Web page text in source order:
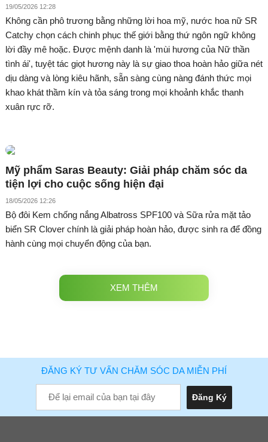
19/05/2026 12:28
Không cần phô trương bằng những lời hoa mỹ, nước hoa nữ SR
Catchy chọn cách chinh phục thế giới bằng thứ ngôn ngữ không
lời đầy mê hoặc. Được mệnh danh là 'mùi hương của Nữ thần
tình ái', tuyệt tác giọt hương này là sự giao thoa hoàn hảo giữa nét
dịu dàng và lòng kiêu hãnh, sẵn sàng cùng nàng đánh thức mọi
khao khát thầm kín và tỏa sáng trong mọi khoảnh khắc thanh
xuân rực rỡ.
Mỹ phẩm Saras Beauty: Giải pháp chăm sóc da
tiện lợi cho cuộc sống hiện đại
18/05/2026 12:26
Bộ đôi Kem chống nắng Albatross SPF100 và Sữa rửa mặt tảo
biển SR Clover chính là giải pháp hoàn hảo, được sinh ra để đồng
hành cùng mọi chuyển động của bạn.
XEM THÊM
ĐĂNG KÝ TƯ VẤN CHĂM SÓC DA MIỄN PHÍ